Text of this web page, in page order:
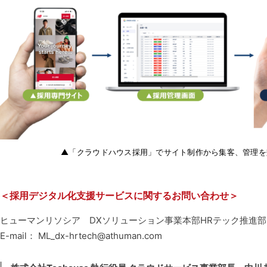
▲「クラウドハウス採用」でサイト制作から集客、管理
＜採用デジタル化支援サービスに関するお問い合わせ＞
ヒューマンリソシア DXソリューション事業本部HRテック推進部
E-mail： ML_dx-hrtech@athuman.com